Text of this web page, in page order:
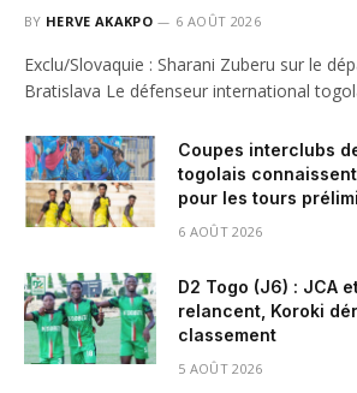
BY HERVE AKAKPO 6 AOÛT 2026
Exclu/Slovaquie : Sharani Zuberu sur le
Bratislava Le défenseur international
Coupes interclubs
togolais
pour les tours
6 AOÛT 2026
D2 Togo (J6) : JCA
relancent, Koroki
classement
5 AOÛT 2026